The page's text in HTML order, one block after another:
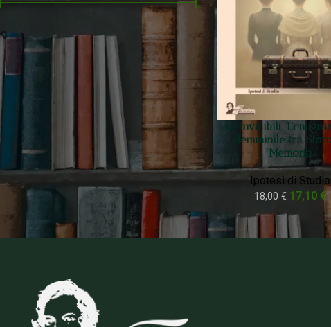
FILTRA
Prezzo: 10 €—20 €
Filtra Per Stato
In stock
Le invisibili.
femminile tra
Memoria
Ipotesi di Studio
18,00€ 17,10 €